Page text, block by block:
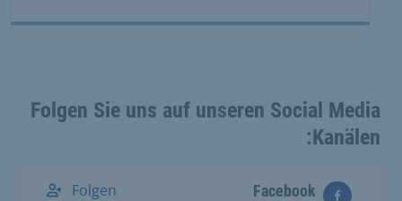
Folgen Sie uns auf unseren Social Media
Kanälen:
Facebook
Folgen